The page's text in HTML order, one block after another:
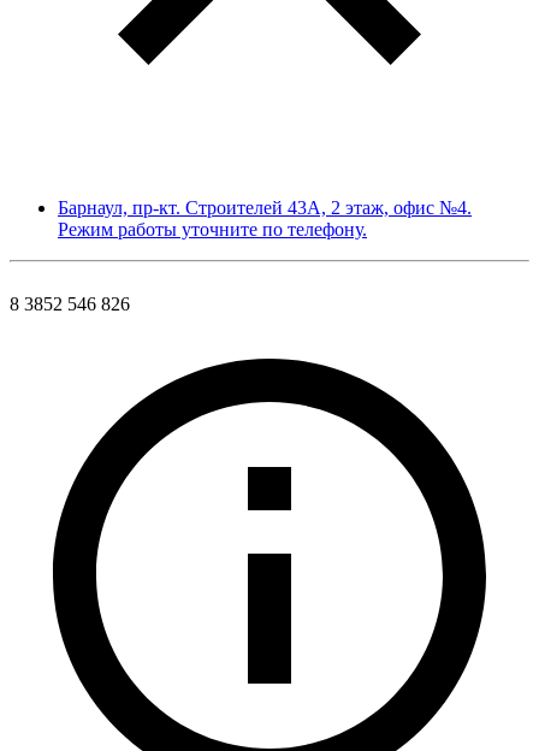
Барнаул, пр-кт. Строителей 43А, 2 этаж, офис №4.
Режим работы уточните по телефону.
8 3852 546 826